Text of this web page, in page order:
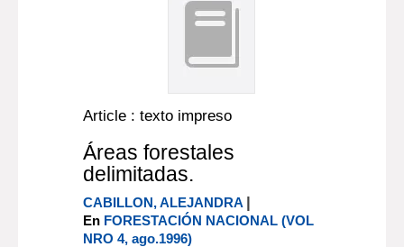
Article : texto impreso
Áreas forestales
delimitadas.
CABILLON, ALEJANDRA |
En FORESTACIÓN NACIONAL (VOL
NRO 4, ago.1996)